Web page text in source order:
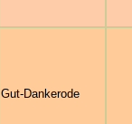
Gut-Dankerode